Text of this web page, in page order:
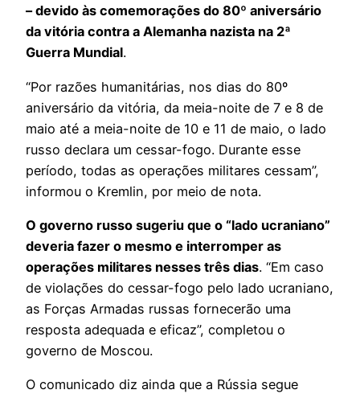
– devido às comemorações do 80º aniversário
da vitória contra a Alemanha nazista na 2ª
Guerra Mundial.
“Por razões humanitárias, nos dias do 80º
aniversário da vitória, da meia-noite de 7 e 8 de
maio até a meia-noite de 10 e 11 de maio, o lado
russo declara um cessar-fogo. Durante esse
período, todas as operações militares cessam”,
informou o Kremlin, por meio de nota.
O governo russo sugeriu que o “lado ucraniano”
deveria fazer o mesmo e interromper as
operações militares nesses três dias. “Em caso
de violações do cessar-fogo pelo lado ucraniano,
as Forças Armadas russas fornecerão uma
resposta adequada e eficaz”, completou o
governo de Moscou.
O comunicado diz ainda que a Rússia segue